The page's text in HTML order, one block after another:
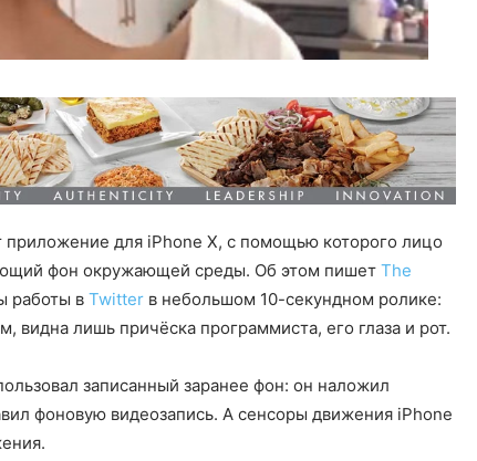
приложение для iPhone X, с помощью которого лицо
фон окружающей среды. Об этом пишет The
работы в Twitter в небольшом 10-секундном ролике:
видна лишь причёска программиста, его глаза и рот.
записанный заранее фон: он наложил
фоновую видеозапись. А сенсоры движения iPhone